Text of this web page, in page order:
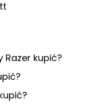
kupić?